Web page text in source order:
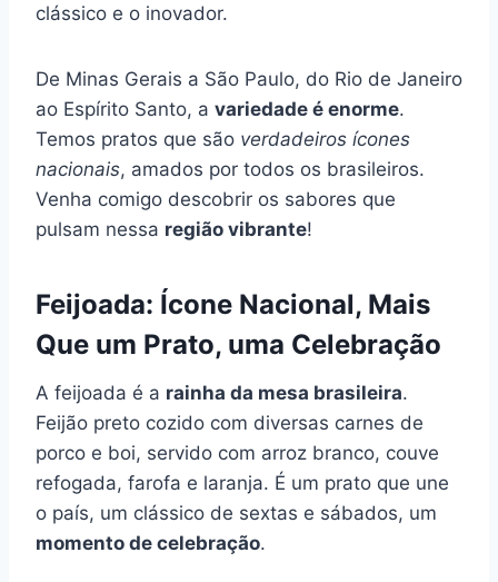
clássico e o inovador.
De Minas Gerais a São Paulo, do Rio de Janeiro
ao Espírito Santo, a variedade é enorme.
Temos pratos que são verdadeiros ícones
nacionais, amados por todos os brasileiros.
Venha comigo descobrir os sabores que
pulsam nessa região vibrante!
Feijoada: Ícone Nacional, Mais
Que um Prato, uma Celebração
A feijoada é a rainha da mesa brasileira.
Feijão preto cozido com diversas carnes de
porco e boi, servido com arroz branco, couve
refogada, farofa e laranja. É um prato que une
o país, um clássico de sextas e sábados, um
momento de celebração.